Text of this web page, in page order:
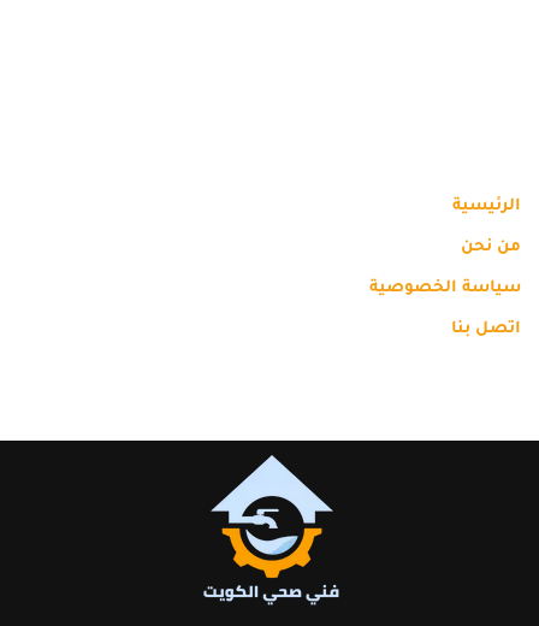
الرئيسية
من نحن
سياسة الخصوصية
اتصل بنا